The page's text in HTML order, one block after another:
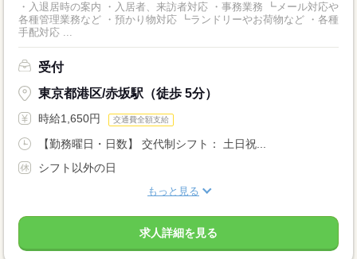
・入退居時の案内 ・入居者、来訪者対応 ・事務業務 ┗メール対応や
各種管理業務など ・預かり物対応 ┗ランドリーやお荷物など ・各種
手配対応 ...
受付
東京都港区/赤坂駅（徒歩 5分）
時給1,650円 交通費全額支給
【勤務曜日・日数】 交代制シフト： 土日祝...
シフト以外の日
もっと見る
求人詳細を見る